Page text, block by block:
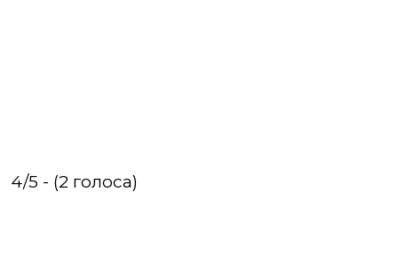
4/5 - (2 голоса)